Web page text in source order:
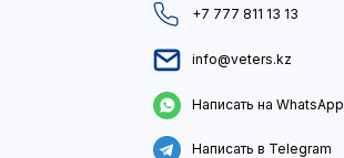
+7 777 811 13 13
info@veters.kz
Написать на WhatsApp
Написать в Telegram